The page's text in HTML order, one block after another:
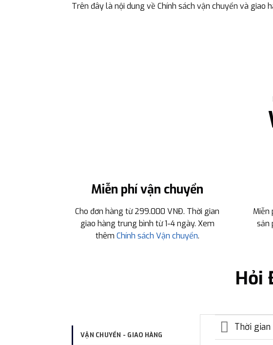
Trên đây là nội dung về Chính sách vận chuyển và giao
Miễn phí vận chuyển
Cho đơn hàng từ 299.000 VNĐ. Thời gian
giao hàng trung bình từ 1-4 ngày. Xem
thêm Chính sách Vận chuyển.
Miễn
sản
Hỏi
VẬN CHUYỂN - GIAO HÀNG
Thời